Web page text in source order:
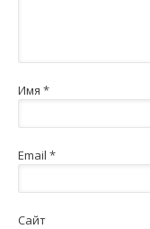
Имя *
Email *
Сайт